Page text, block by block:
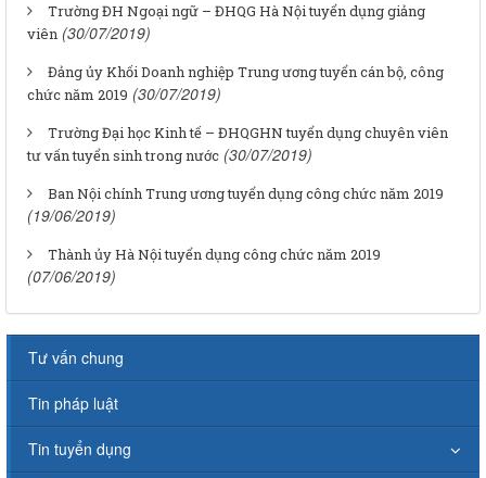
Trường ĐH Ngoại ngữ – ĐHQG Hà Nội tuyển dụng giảng
viên (30/07/2019)
Đảng ủy Khối Doanh nghiệp Trung ương tuyển cán bộ, công
chức năm 2019 (30/07/2019)
Trường Đại học Kinh tế – ĐHQGHN tuyển dụng chuyên viên
tư vấn tuyển sinh trong nước (30/07/2019)
Ban Nội chính Trung ương tuyển dụng công chức năm 2019
(19/06/2019)
Thành ủy Hà Nội tuyển dụng công chức năm 2019
(07/06/2019)
Tư vấn chung
Tin pháp luật
Tin tuyển dụng